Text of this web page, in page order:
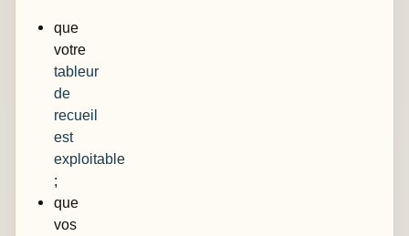
que
votre
tableur
de
recueil
est
exploitable
;
que
vos